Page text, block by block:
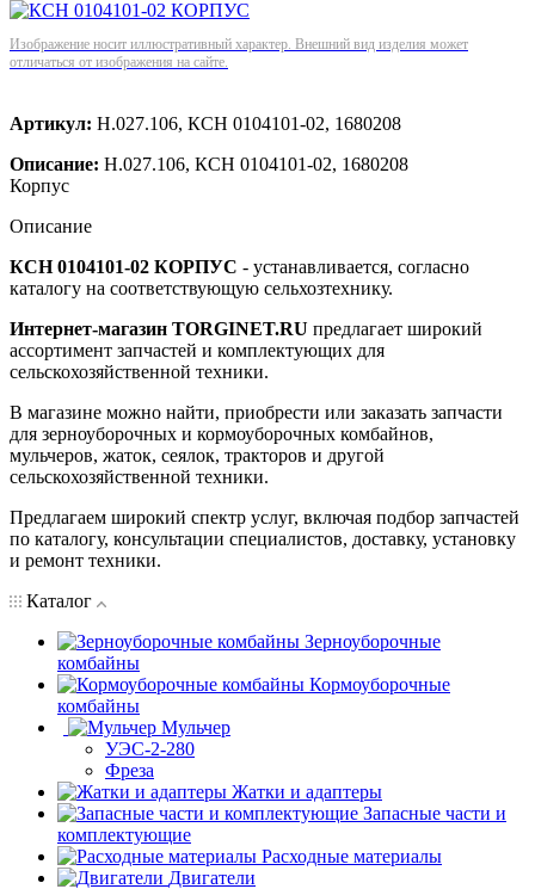
Изображение носит иллюстративный характер. Внешний вид изделия может
отличаться от изображения на сайте.
Артикул: Н.027.106, КСН 0104101-02, 1680208
Описание: Н.027.106, КСН 0104101-02, 1680208
Корпус
Описание
КСН 0104101-02 КОРПУС - устанавливается, согласно
каталогу на соответствующую сельхозтехнику.
Интернет-магазин TORGINET.RU предлагает широкий
ассортимент запчастей и комплектующих для
сельскохозяйственной техники.
В магазине можно найти, приобрести или заказать запчасти
для зерноуборочных и кормоуборочных комбайнов,
мульчеров, жаток, сеялок, тракторов и другой
сельскохозяйственной техники.
Предлагаем широкий спектр услуг, включая подбор запчастей
по каталогу, консультации специалистов, доставку, установку
и ремонт техники.
Каталог
Зерноуборочные
комбайны
Кормоуборочные
комбайны
Мульчер
УЭС-2-280
Фреза
Жатки и адаптеры
Запасные части и
комплектующие
Расходные материалы
Двигатели